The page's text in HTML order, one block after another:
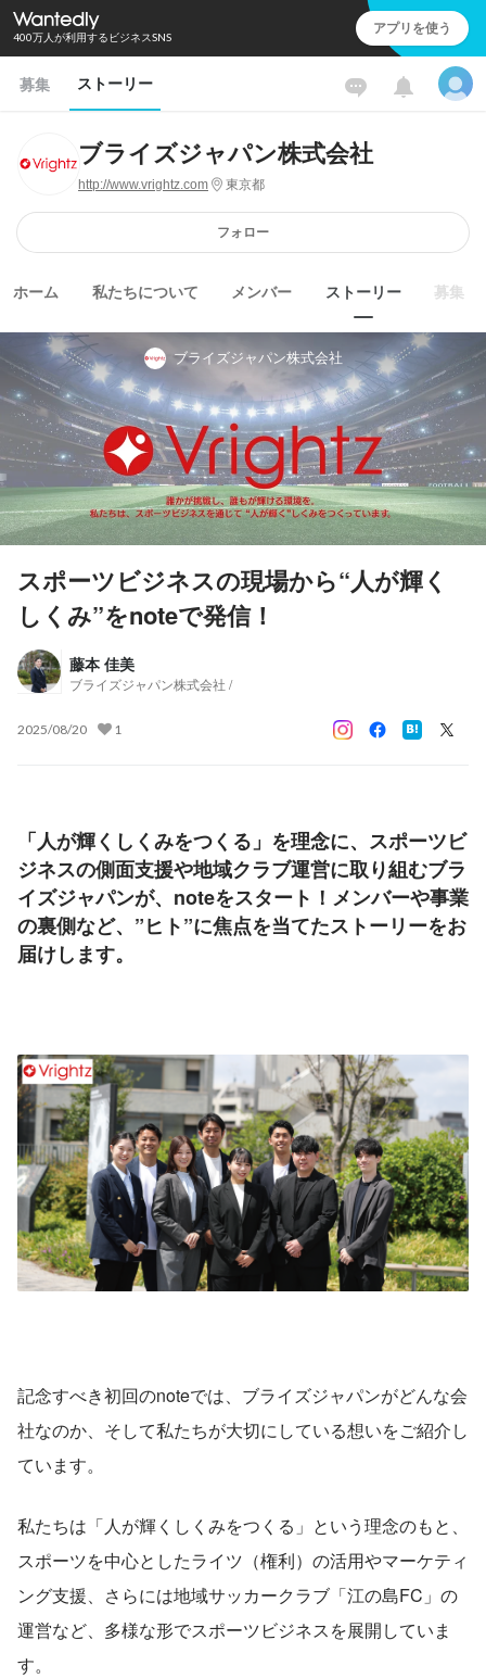
400万人が利用するビジネスSNS アプリを使う
募集 ストーリー
ブライズジャパン株式会社
http://www.vrightz.com 東京都
フォロー
ホーム 私たちについて メンバー ストーリー 募集
ブライズジャパン株式会社
スポーツビジネスの現場から“人が輝く
しくみ”をnoteで発信！
藤本 佳美
ブライズジャパン株式会社 /
2025/08/20 1
「人が輝くしくみをつくる」を理念に、スポーツビ
ジネスの側面支援や地域クラブ運営に取り組むブラ
イズジャパンが、 noteをスタート ！メンバーや事業
の裏側など、”ヒト”に焦点を当てたストーリーをお
届けします。
記念すべき初回のnoteでは、ブライズジャパンがどんな会
社なのか、そして私たちが大切にしている想いをご紹介し
ています。
私たちは「人が輝くしくみをつくる」という理念のもと、
スポーツを中心としたライツ（権利）の活用やマーケティ
ング支援、さらには地域サッカークラブ「江の島FC」の
運営など、多様な形でスポーツビジネスを展開していま
す。